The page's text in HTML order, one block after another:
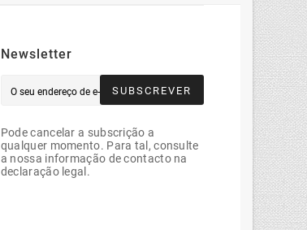
Newsletter
SUBSCREVER
Pode cancelar a subscrição a
qualquer momento. Para tal, consulte
a nossa informação de contacto na
declaração legal.